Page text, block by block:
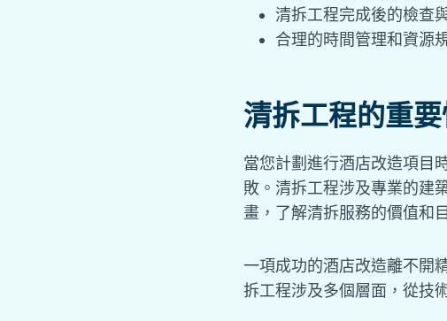
清拆工程完成後的檢查
合理的時間管理和資源
清拆工程的重
當您計劃進行酒店改造項目
敗。清拆工程涉及專業的建
畫，了解清拆服務的價值和
一項成功的酒店改造離不開
拆工程涉及多個層面，從技